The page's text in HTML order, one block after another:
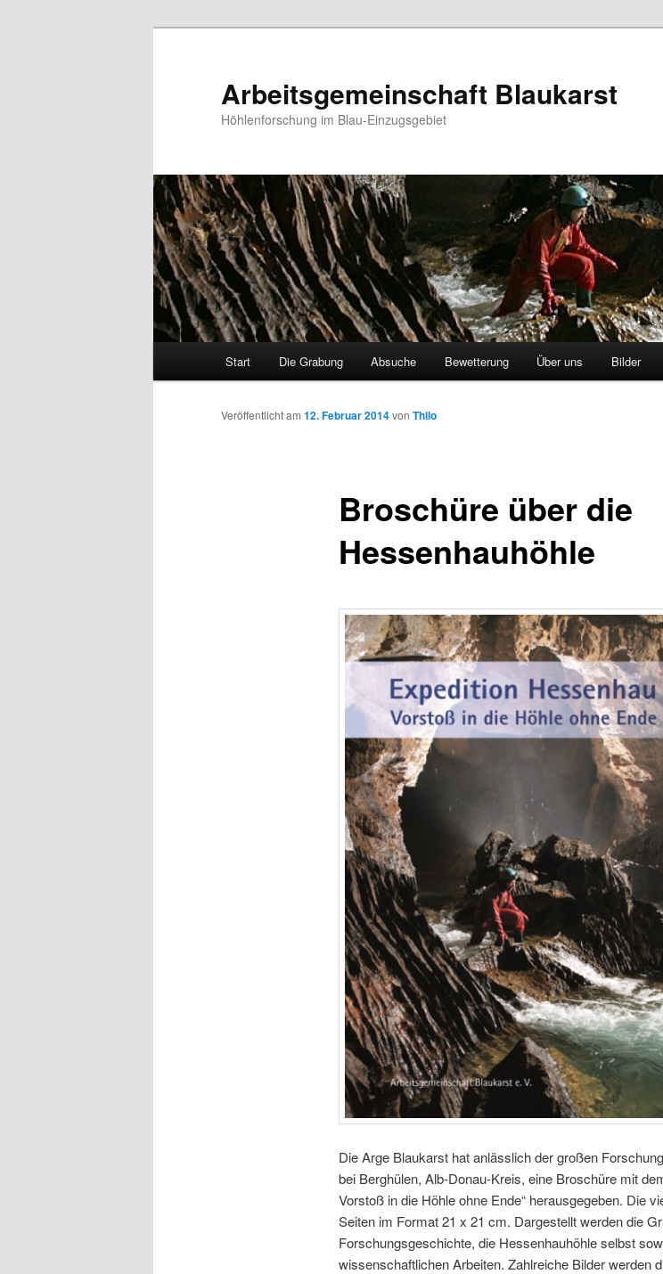
Arbeitsgemeinschaft Blaukarst
Höhlenforschung im Blau-Einzugsgebiet
Zum
Inhalt
Start Die Grabung Absuche Bewetterung Über uns Bilder
Broschüre über die
Hessenhauhöhle
Veröffentlicht am 12. Februar 2014von Thilo
Die Arge Blaukarst hat anlässlich der großen
bei Berghülen, Alb-Donau-Kreis, eine Broschüre mit
Vorstoß in die Höhle ohne Ende“ herausgegeben. Die
Seiten im Format 21 x 21 cm. Dargestellt werden die
Forschungsgeschichte, die Hessenhauhöhle selbst
wissenschaftlichen Arbeiten. Zahlreiche Bilder werden